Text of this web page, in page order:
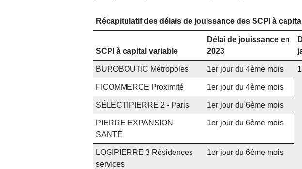
Récapitulatif des délais de jouissance des SCPI à
SCPI à capital variable
Délai de jouissance en
2023
BUROBOUTIC Métropoles 1er jour du 4ème mois
FICOMMERCE Proximité 1er jour du 4ème mois
SÉLECTIPIERRE 2 - Paris 1er jour du 6ème mois
PIERRE EXPANSION
SANTÉ
1er jour du 6ème mois
LOGIPIERRE 3 Résidences
services
1er jour du 6ème mois